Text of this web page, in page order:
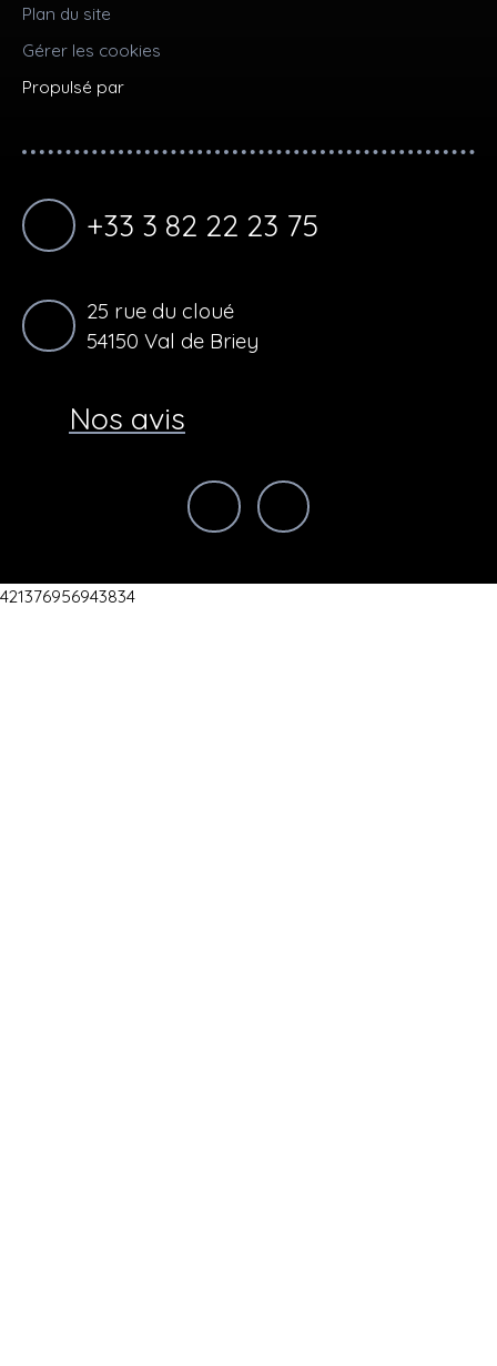
Plan du site
Gérer les cookies
Propulsé par
+33 3 82 22 23 75
25 rue du cloué
54150 Val de Briey
Nos avis
421376956943834